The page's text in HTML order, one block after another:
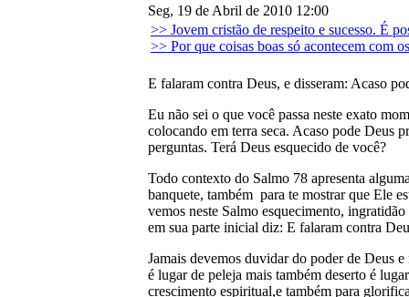
Seg, 19 de Abril de 2010 12:00
>> Jovem cristão de respeito e sucesso. É
>> Por que coisas boas só acontecem com
E falaram contra Deus, e disseram: Acaso
Eu não sei o que você passa neste exato
colocando em terra seca. Acaso pode Deus
perguntas. Terá Deus esquecido de você?
Todo contexto do Salmo 78 apresenta
banquete, também para te mostrar que Ele
vemos neste Salmo esquecimento,
em sua parte inicial diz: E falaram contra
Jamais devemos duvidar do poder de Deus
é lugar de peleja mais também deserto é
crescimento espiritual,e também para